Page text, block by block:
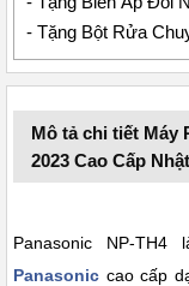
- Tặng Bột Rửa
Mô tả chi tiết Máy
2023 Cao Cấp Nhật
Panasonic NP-TH4
Panasonic cao cấp